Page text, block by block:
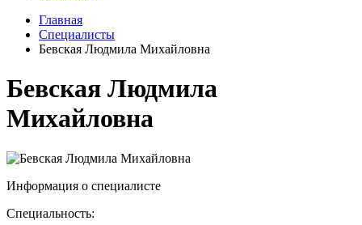
Главная
Специалисты
Бевская Людмила Михайловна
Бевская Людмила
Михайловна
Информация о специалисте
Специальность: